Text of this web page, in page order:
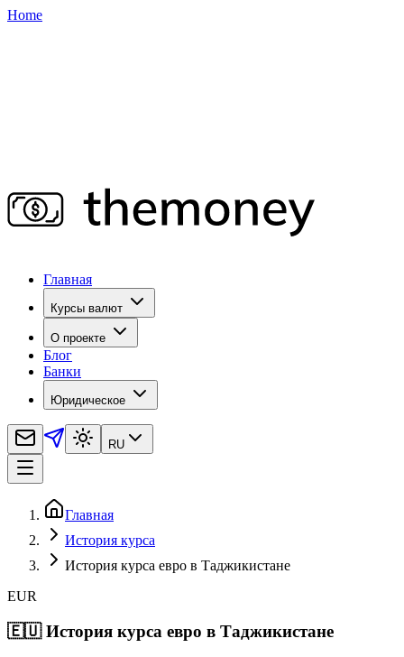
Home
Главная
Курсы валют
О проекте
Блог
Банки
Юридическое
RU
Главная
История курса
История курса евро в Таджикистане
EUR
🇪🇺 История курса евро в Таджикистане